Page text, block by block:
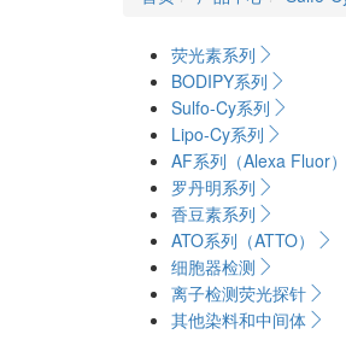
荧光素系列
BODIPY系列
Sulfo-Cy系列
Lipo-Cy系列
AF系列（Alexa Fluor）
罗丹明系列
香豆素系列
ATO系列（ATTO）
细胞器检测
离子检测荧光探针
其他染料和中间体